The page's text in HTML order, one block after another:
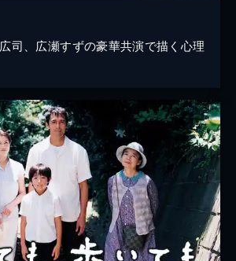
司、広瀬すずの豪華共演で描く心理